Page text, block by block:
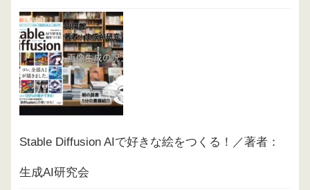
Stable Diffusion AIで好きな絵をつくる！／著者：
生成AI研究会